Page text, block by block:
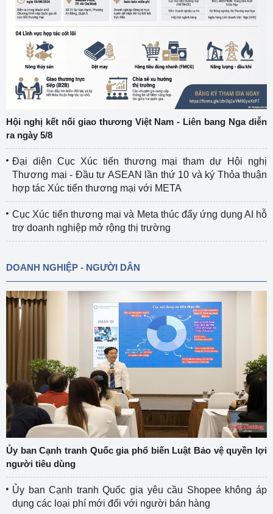
Hội nghị kết nối giao thương Việt Nam - Liên bang Nga diễn
ra ngày 5/8
Đại diện Cục Xúc tiến thương mại tham dự Hội nghị
Thương mại - Đầu tư ASEAN lần thứ 10 và ký Thỏa thuận
hợp tác Xúc tiến thương mại với META
Cục Xúc tiến thương mại và Meta thúc đẩy ứng dụng AI hỗ
trợ doanh nghiệp mở rộng thị trường
DOANH NGHIỆP - NGƯỜI DÂN
Ủy ban Cạnh tranh Quốc gia phổ biến Luật Bảo vệ quyền lợi
người tiêu dùng
Ủy ban Cạnh tranh Quốc gia yêu cầu Shopee không áp
dụng các loại phí mới đối với người bán hàng